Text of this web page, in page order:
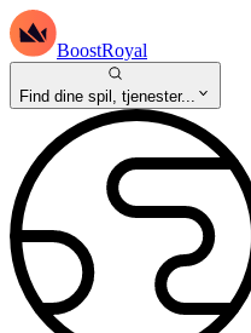
BoostRoyal
Find dine spil, tjenester...